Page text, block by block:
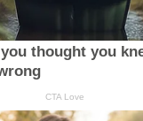
thought you
CTA Love